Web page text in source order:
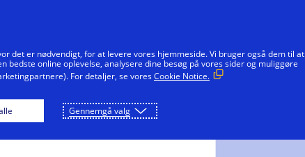
det er nødvendigt, for at levere vores hjemmeside. Vi bruger også dem til at
bedste online oplevelse, analysere dine besøg på vores sider og muliggøre
For detaljer, se voresCookie Notice.
Gennemgå valg